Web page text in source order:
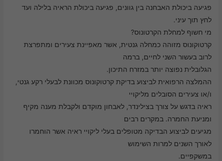
פגיעה ביכולת האבחנה בין גוונים, פגיעה ביכולת הראיה בלילה ועד
לחץ תוך עיני.
מי חשוף למחלת הקרטונוס?
קרטוקונוס מזוהה כמחלה גנטית, אשר מאפיינת צעירים ומתפרצת
לרוב בעשור השני לחיים, ברמה
הגלובלית נפוצה יותר במזרח התיכון.
ההמלצה הרפואית לביצוע בדיקת קרטוקונוס מכוונת לבעלי רקע גנטי,
ו/או צעירים הסובלים מליקויי
ראיה בדגש על צורך בצילינדר, לאבחון מוקדם ולקבלת מענה מקיף
ומניעת החמרה. במקרים רבים
מגיעים לביצוע הבדיקה מטופלים בעלי ליקויי ראיה אשר הוחמרו
לאורך השנים למרות השימוש
במשקפיים.